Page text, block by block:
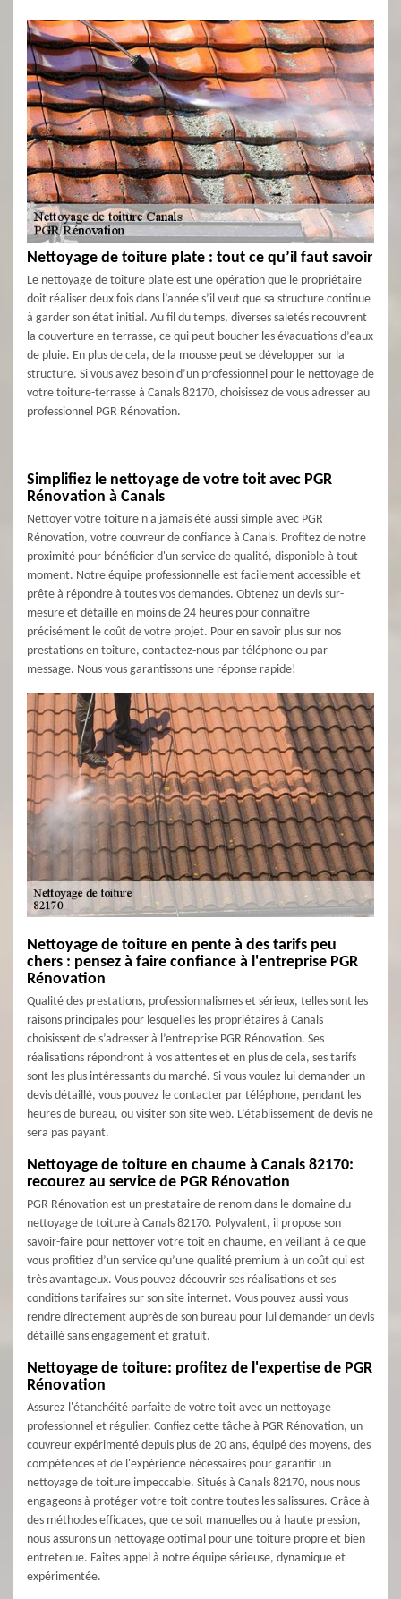
Nettoyage de toiture plate : tout ce qu’il faut savoir
Le nettoyage de toiture plate est une opération que le propriétaire
doit réaliser deux fois dans l’année s’il veut que sa structure continue
à garder son état initial. Au fil du temps, diverses saletés recouvrent
la couverture en terrasse, ce qui peut boucher les évacuations d’eaux
de pluie. En plus de cela, de la mousse peut se développer sur la
structure. Si vous avez besoin d’un professionnel pour le nettoyage de
votre toiture-terrasse à Canals 82170, choisissez de vous adresser au
professionnel PGR Rénovation.
Simplifiez le nettoyage de votre toit avec PGR
Rénovation à Canals
Nettoyer votre toiture n'a jamais été aussi simple avec PGR
Rénovation, votre couvreur de confiance à Canals. Profitez de notre
proximité pour bénéficier d'un service de qualité, disponible à tout
moment. Notre équipe professionnelle est facilement accessible et
prête à répondre à toutes vos demandes. Obtenez un devis sur-
mesure et détaillé en moins de 24 heures pour connaître
précisément le coût de votre projet. Pour en savoir plus sur nos
prestations en toiture, contactez-nous par téléphone ou par
message. Nous vous garantissons une réponse rapide!
Nettoyage de toiture en pente à des tarifs peu
chers : pensez à faire confiance à l'entreprise PGR
Rénovation
Qualité des prestations, professionnalismes et sérieux, telles sont les
raisons principales pour lesquelles les propriétaires à Canals
choisissent de s’adresser à l’entreprise PGR Rénovation. Ses
réalisations répondront à vos attentes et en plus de cela, ses tarifs
sont les plus intéressants du marché. Si vous voulez lui demander un
devis détaillé, vous pouvez le contacter par téléphone, pendant les
heures de bureau, ou visiter son site web. L’établissement de devis ne
sera pas payant.
Nettoyage de toiture en chaume à Canals 82170:
recourez au service de PGR Rénovation
PGR Rénovation est un prestataire de renom dans le domaine du
nettoyage de toiture à Canals 82170. Polyvalent, il propose son
savoir-faire pour nettoyer votre toit en chaume, en veillant à ce que
vous profitiez d’un service qu’une qualité premium à un coût qui est
très avantageux. Vous pouvez découvrir ses réalisations et ses
conditions tarifaires sur son site internet. Vous pouvez aussi vous
rendre directement auprès de son bureau pour lui demander un devis
détaillé sans engagement et gratuit.
Nettoyage de toiture: profitez de l'expertise de PGR
Rénovation
Assurez l'étanchéité parfaite de votre toit avec un nettoyage
professionnel et régulier. Confiez cette tâche à PGR Rénovation, un
couvreur expérimenté depuis plus de 20 ans, équipé des moyens, des
compétences et de l'expérience nécessaires pour garantir un
nettoyage de toiture impeccable. Situés à Canals 82170, nous nous
engageons à protéger votre toit contre toutes les salissures. Grâce à
des méthodes efficaces, que ce soit manuelles ou à haute pression,
nous assurons un nettoyage optimal pour une toiture propre et bien
entretenue. Faites appel à notre équipe sérieuse, dynamique et
expérimentée.